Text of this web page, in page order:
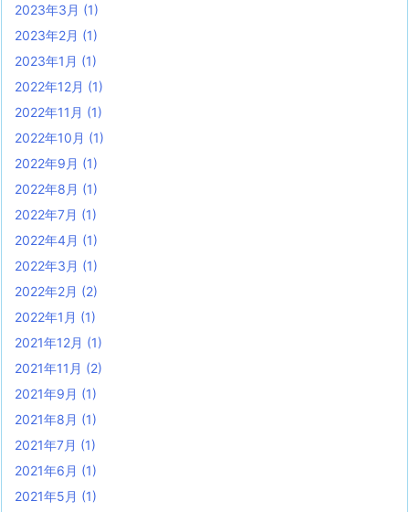
2023年3月 (1)
2023年2月 (1)
2023年1月 (1)
2022年12月 (1)
2022年11月 (1)
2022年10月 (1)
2022年9月 (1)
2022年8月 (1)
2022年7月 (1)
2022年4月 (1)
2022年3月 (1)
2022年2月 (2)
2022年1月 (1)
2021年12月 (1)
2021年11月 (2)
2021年9月 (1)
2021年8月 (1)
2021年7月 (1)
2021年6月 (1)
2021年5月 (1)